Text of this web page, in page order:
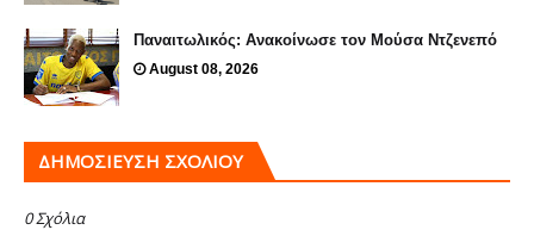
Παναιτωλικός: Ανακοίνωσε τον Μούσα Ντζενεπό
August 08, 2026
ΔΗΜΟΣΊΕΥΣΗ ΣΧΟΛΊΟΥ
0 Σχόλια